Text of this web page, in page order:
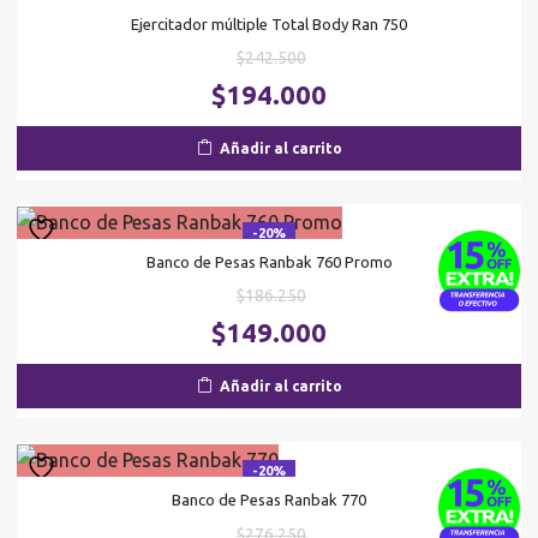
Ejercitador múltiple Total Body Ran 750
$242.500El
precio
original
era:
$242.500.
$194.000
Añadir al carrito
-20%
Banco de Pesas Ranbak 760 Promo
$186.250El
precio
era:
$186.250.
$149.000
Añadir al carrito
-20%
Banco de Pesas Ranbak 770
$276.250El